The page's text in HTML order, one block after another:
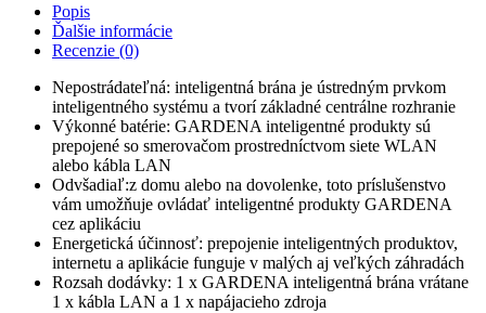
smart
výrobky,
rádiové
spojenie
Popis
Ďalšie informácie
Recenzie (0)
Nepostrádateľná: inteligentná brána je ústredným prvkom
inteligentného systému a tvorí základné centrálne rozhranie
Výkonné batérie: GARDENA inteligentné produkty sú
prepojené so smerovačom prostredníctvom siete WLAN
alebo kábla LAN
Odvšadiaľ:z domu alebo na dovolenke, toto príslušenstvo
vám umožňuje ovládať inteligentné produkty GARDENA
cez aplikáciu
Energetická účinnosť: prepojenie inteligentných produktov,
internetu a aplikácie funguje v malých aj veľkých záhradách
Rozsah dodávky: 1 x GARDENA inteligentná brána vrátane
1 x kábla LAN a 1 x napájacieho zdroja